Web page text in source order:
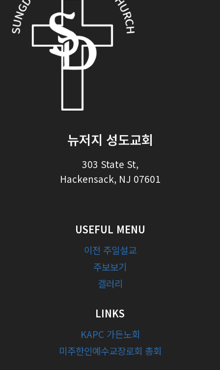
뉴저지 성도교회
303 State St,
Hackensack, NJ 07601
USEFUL MENU
이전 주일설교
주보보기
갤러리
LINKS
KAPC 가든노회
미주한인예수교장로회 총회